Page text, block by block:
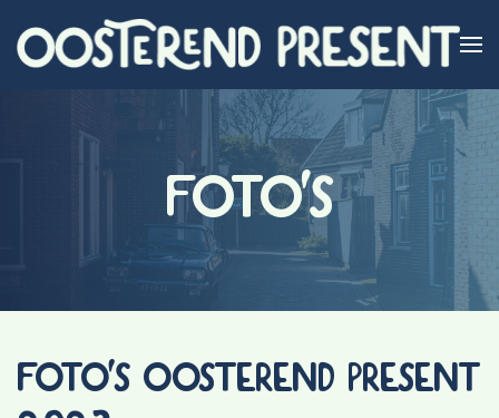
Skip to main content
FOTO'S
FOTO'S OOSTEREND PRESENT